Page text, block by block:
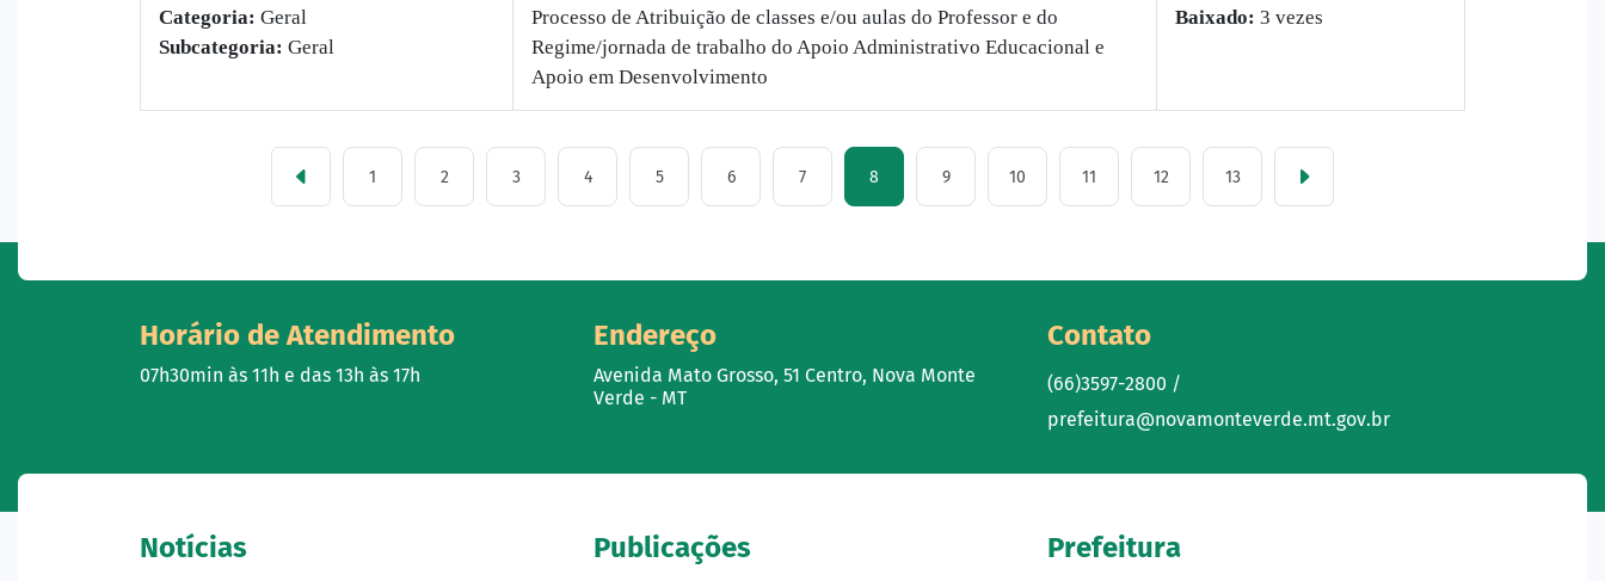
Categoria: Geral
Subcategoria: Geral
Processo de Atribuição de classes e/ou aulas do Professor e do
Regime/jornada de trabalho do Apoio Administrativo Educacional e
Apoio em Desenvolvimento
Baixado: 3 vezes
1 2 3 4 5 6 7 8 9 10 11 12 13
Horário de Atendimento
07h30min às 11h e das 13h às 17h
Endereço
Avenida Mato Grosso, 51 Centro, Nova Monte
Verde - MT
Contato
(66)3597-2800 /
prefeitura@novamonteverde.mt.gov.br
Notícias
Publicações Prefeitura